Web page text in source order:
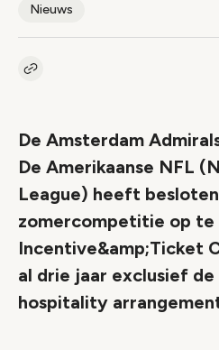
Nieuws
Kopieer link naar artikel
De Amsterdam
De Amerikaanse NFL
League) heeft
zomercompetitie op
Incentive&amp;Ticket
al drie jaar exclusief de
hospitality